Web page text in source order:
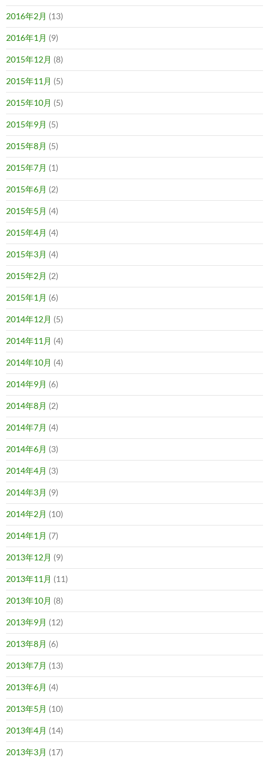
2016年2月 (13)
2016年1月 (9)
2015年12月 (8)
2015年11月 (5)
2015年10月 (5)
2015年9月 (5)
2015年8月 (5)
2015年7月 (1)
2015年6月 (2)
2015年5月 (4)
2015年4月 (4)
2015年3月 (4)
2015年2月 (2)
2015年1月 (6)
2014年12月 (5)
2014年11月 (4)
2014年10月 (4)
2014年9月 (6)
2014年8月 (2)
2014年7月 (4)
2014年6月 (3)
2014年4月 (3)
2014年3月 (9)
2014年2月 (10)
2014年1月 (7)
2013年12月 (9)
2013年11月 (11)
2013年10月 (8)
2013年9月 (12)
2013年8月 (6)
2013年7月 (13)
2013年6月 (4)
2013年5月 (10)
2013年4月 (14)
2013年3月 (17)